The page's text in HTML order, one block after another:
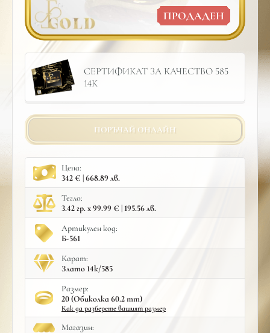
ПРОДАДЕН
СЕРТИФИКАТ ЗА КАЧЕСТВО 585
14К
ПОРЪЧАЙ ОНЛАЙН
Цена:
342 € | 668.89 лв.
Тегло:
3.42 гр. x 99.99 € | 195.56 лв.
Артикулен код:
Б-561
Карат:
Злато 14к/585
Размер:
20 (Обиколка 60.2 mm)
Как да разберете вашият размер
Mагазин: